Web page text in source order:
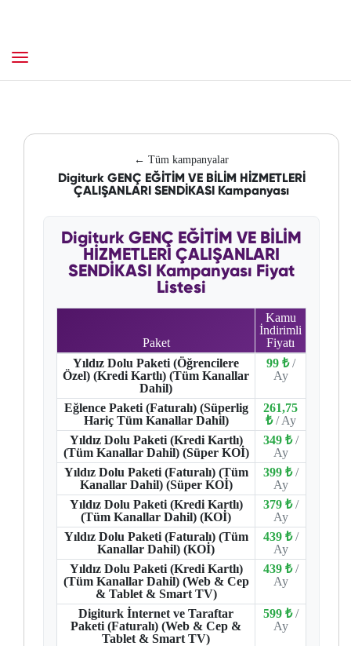
← Tüm kampanyalar
Digiturk GENÇ EĞİTİM VE BİLİM HİZMETLERİ
ÇALIŞANLARI SENDİKASI Kampanyası
Digiturk GENÇ EĞİTİM VE BİLİM
HİZMETLERİ ÇALIŞANLARI
SENDİKASI Kampanyası Fiyat
Listesi
Paket
Kamu
İndirimli
Fiyatı
Yıldız Dolu Paketi (Öğrencilere
Özel) (Kredi Kartlı) (Tüm Kanallar
Dahil)
99 ₺ /
Ay
Eğlence Paketi (Faturalı) (Süperlig
Hariç Tüm Kanallar Dahil)
261,75
₺ / Ay
Yıldız Dolu Paketi (Kredi Kartlı)
(Tüm Kanallar Dahil) (Süper KOİ)
349 ₺ /
Ay
Yıldız Dolu Paketi (Faturalı) (Tüm
Kanallar Dahil) (Süper KOİ)
399 ₺ /
Ay
Yıldız Dolu Paketi (Kredi Kartlı)
(Tüm Kanallar Dahil) (KOİ)
379 ₺ /
Ay
Yıldız Dolu Paketi (Faturalı) (Tüm
Kanallar Dahil) (KOİ)
439 ₺ /
Ay
Yıldız Dolu Paketi (Kredi Kartlı)
(Tüm Kanallar Dahil) (Web & Cep
& Tablet & Smart TV)
439 ₺ /
Ay
Digiturk İnternet ve Taraftar
Paketi (Faturalı) (Web & Cep &
Tablet & Smart TV)
599 ₺ /
Ay